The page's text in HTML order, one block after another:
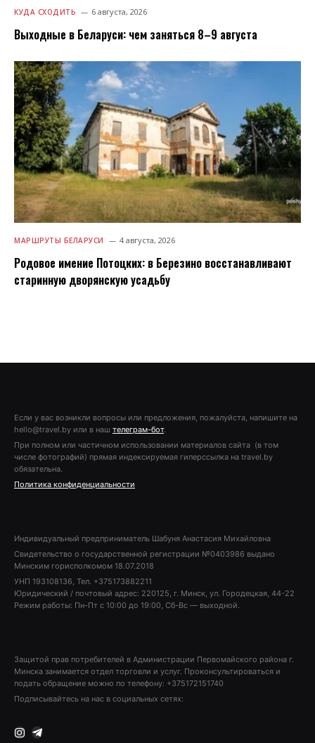
КУДА СХОДИТЬ 6 августа, 2026
Выходные в Беларуси: чем заняться 8–9 августа
МАРШРУТЫ БЕЛАРУСИ 4 августа, 2026
Родовое имение Потоцких: в Березино восстанавливают
старинную дворянскую усадьбу
Если у вас возникли вопросы или предложения, пожалуйста, напишите на
hello@travel.by или в наш телеграм-бот.
При полном или частичном использовании материалов сайта (в том
числе фотографий) прямая индексируемая гиперссылка на travel.by
обязательна.
Политика конфиденциальности
Индивидуальный предприниматель Шабуня Анастасия Михайловна
Свидетельство о государственной регистрации №0403986 выдано
Минским горисполкомом 18.07.2018
УНП 193108136, Тел. +375173882211
Юридический / почтовый адрес: 220125, г. Минск, ул. Городецкая, 44-22
Режим работы: Пн-Пт с 10:00 до 19:00, Сб-Вс — выходной.
Защитой прав потребителей в Администрации Первомайского района г.
Минска занимается отдел торговли и услуг. Проконсультироваться и
подать обращение можно по телефону: +375172151740
Подписывайтесь на нас в социальных сетях:
InstagramTelegram